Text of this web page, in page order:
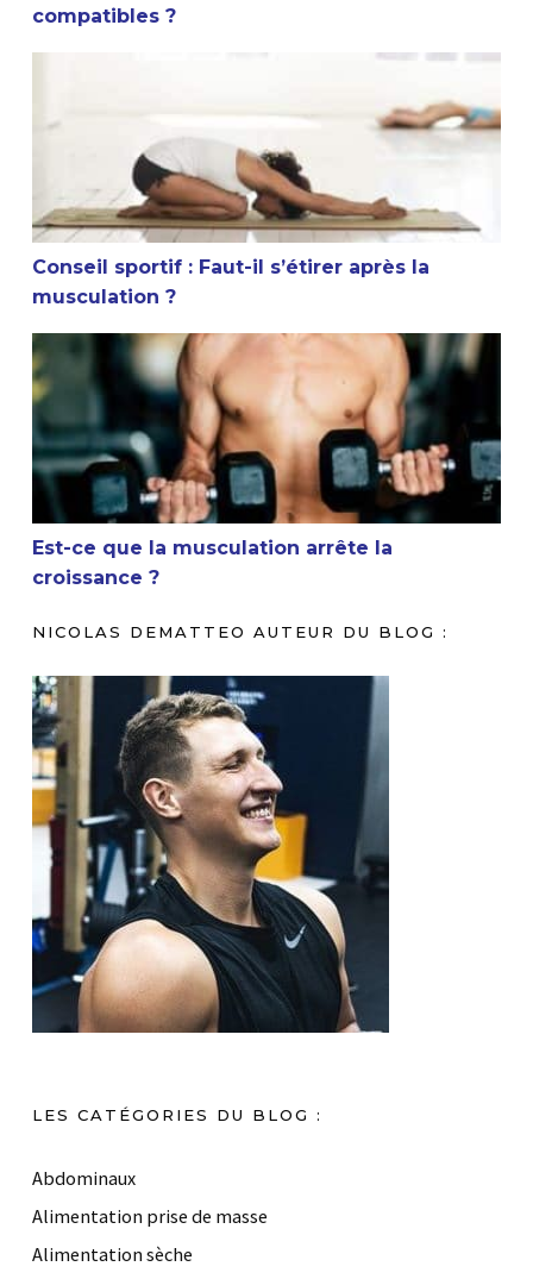
compatibles ?
Conseil sportif : Faut-il s’étirer après la musculation ?
Conseil sportif : Faut-il s’étirer après la
musculation ?
Est-ce que la musculation arrête la croissance ?
Est-ce que la musculation arrête la
croissance ?
NICOLAS DEMATTEO AUTEUR DU BLOG :
LES CATÉGORIES DU BLOG :
Abdominaux
Alimentation prise de masse
Alimentation sèche